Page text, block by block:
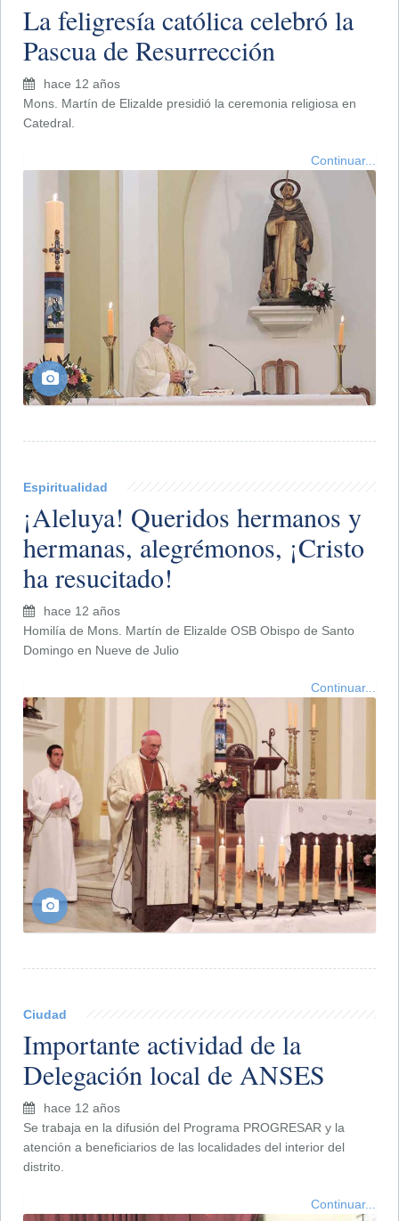
La feligresía católica celebró la
Pascua de Resurrección
hace 12 años
Mons. Martín de Elizalde presidió la ceremonia religiosa en
Catedral.
Continuar...
Espiritualidad
¡Aleluya! Queridos hermanos y
hermanas, alegrémonos, ¡Cristo
ha resucitado!
hace 12 años
Homilía de Mons. Martín de Elizalde OSB Obispo de Santo
Domingo en Nueve de Julio
Continuar...
Ciudad
Importante actividad de la
Delegación local de ANSES
hace 12 años
Se trabaja en la difusión del Programa PROGRESAR y la
atención a beneficiarios de las localidades del interior del
distrito.
Continuar...